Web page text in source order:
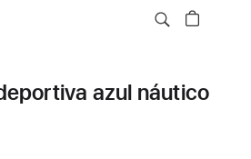
azul náutico